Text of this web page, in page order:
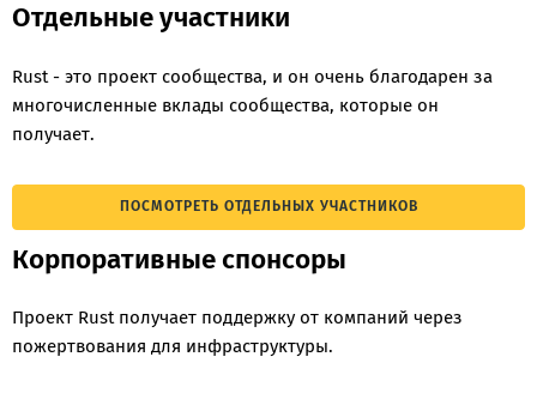
Отдельные участники
Rust - это проект сообщества, и он очень благодарен за
многочисленные вклады сообщества, которые он
получает.
ПОСМОТРЕТЬ ОТДЕЛЬНЫХ УЧАСТНИКОВ
Корпоративные спонсоры
Проект Rust получает поддержку от компаний через
пожертвования для инфраструктуры.